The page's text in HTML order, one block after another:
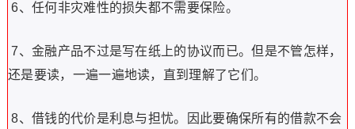
6、任何非灾难性的损失都不需要保险。
7、金融产品不过是写在纸上的协议而已。但是不管怎样，
还是要读，一遍一遍地读，直到理解了它们。
8、借钱的代价是利息与担忧。因此要确保所有的借款不会